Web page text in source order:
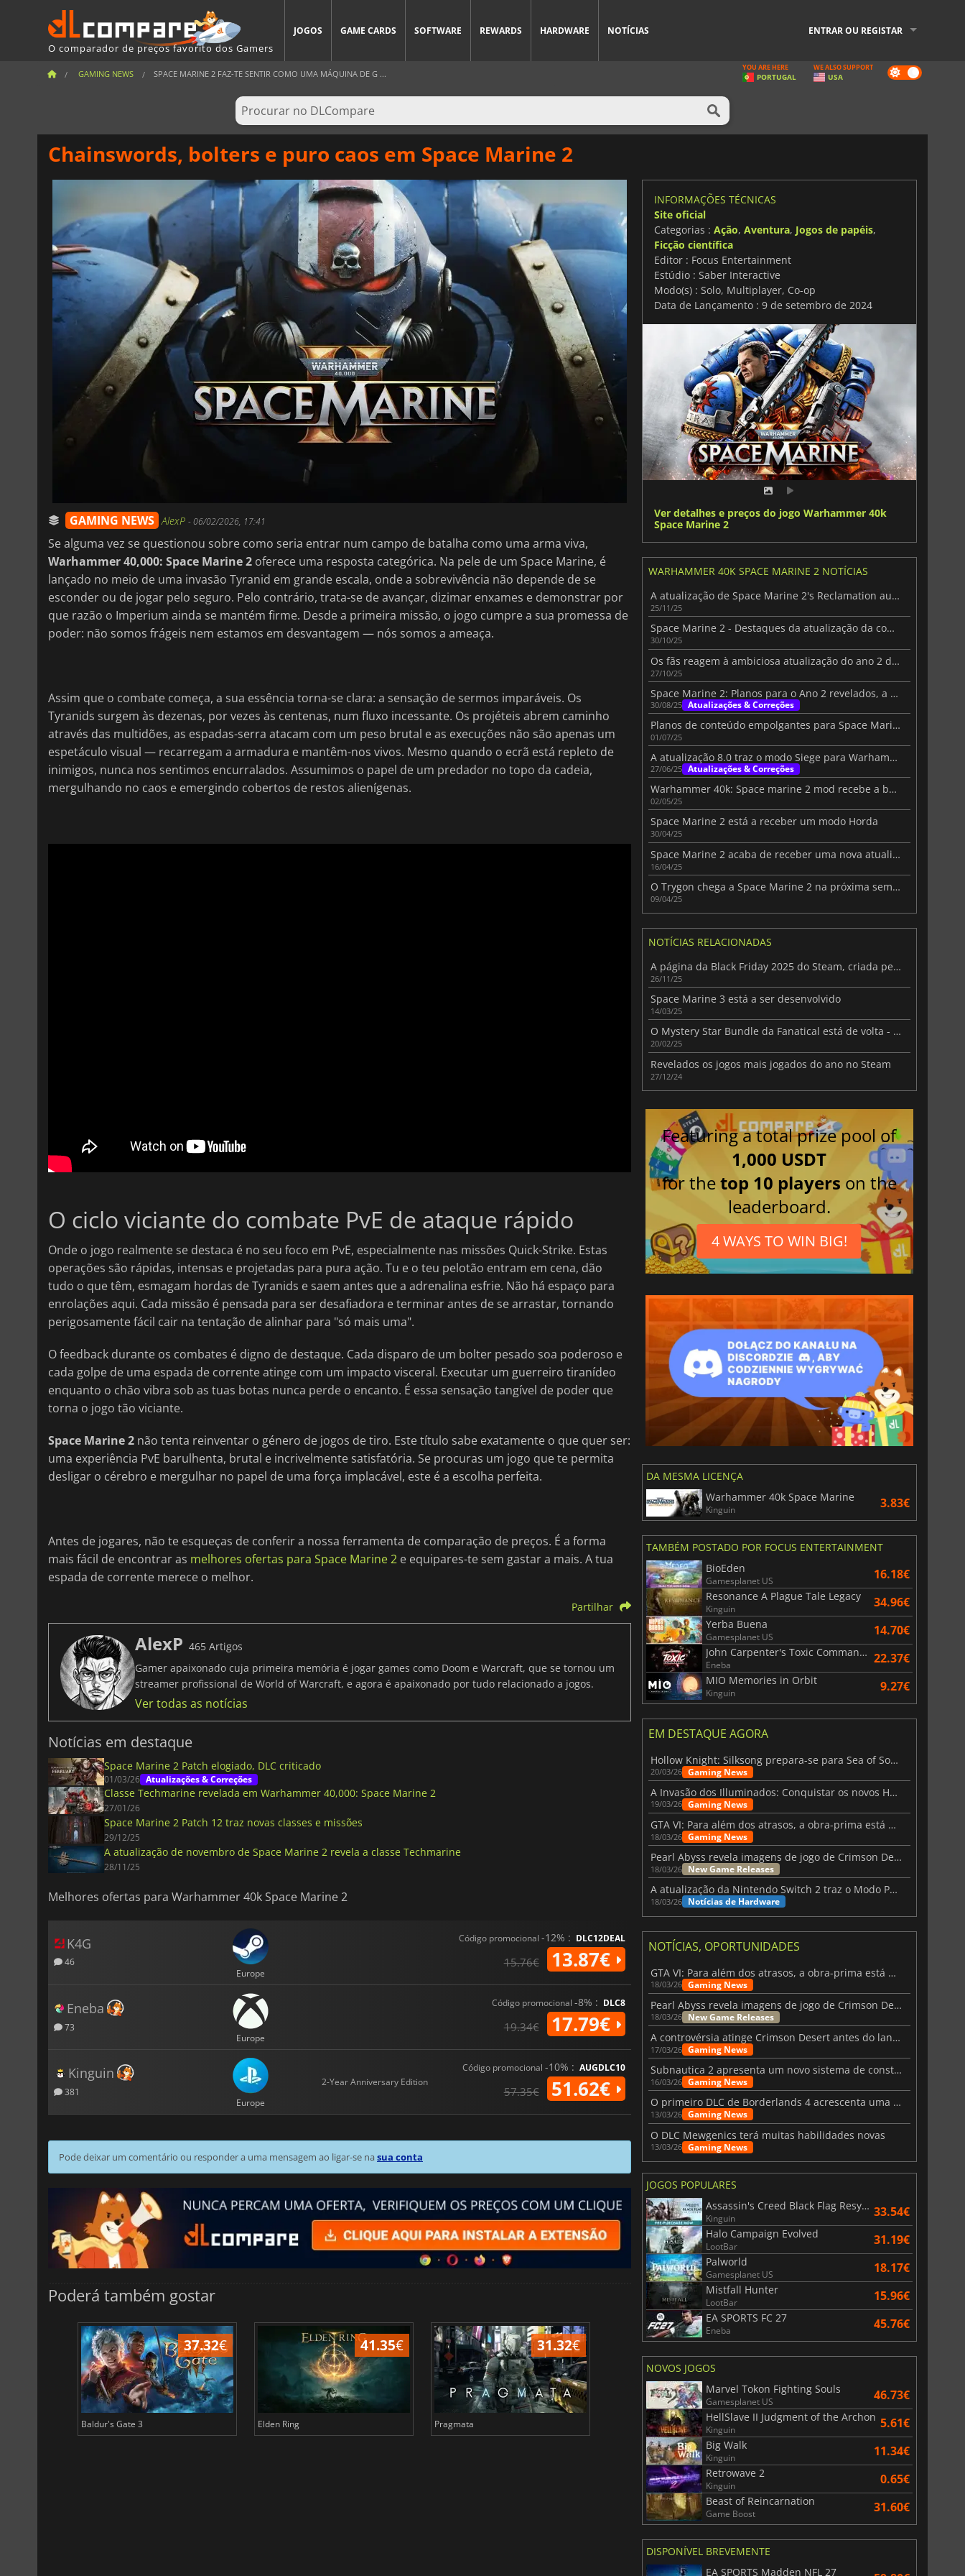
O comparador de preços favorito dos Gamers
JOGOS GAME CARDS SOFTWARE REWARDS HARDWARE NOTÍCIAS ENTRAR OU REGISTAR
GAMING NEWS SPACE MARINE 2 FAZ-TE SENTIR COMO UMA MÁQUINA DE G ... Dark
mode
YOU ARE HERE
PORTUGAL
WE ALSO SUPPORT
USA
Chainswords, bolters e puro caos em Space Marine 2
GAMING NEWS AlexP -06/02/2026, 17:41
Se alguma vez se questionou sobre como seria entrar num campo de batalha como uma arma viva,
Warhammer 40,000: Space Marine 2 oferece uma resposta categórica. Na pele de um Space Marine, é
lançado no meio de uma invasão Tyranid em grande escala, onde a sobrevivência não depende de se
esconder ou de jogar pelo seguro. Pelo contrário, trata-se de avançar, dizimar enxames e demonstrar por
que razão o Imperium ainda se mantém firme. Desde a primeira missão, o jogo cumpre a sua promessa de
poder: não somos frágeis nem estamos em desvantagem — nós somos a ameaça.
Assim que o combate começa, a sua essência torna-se clara: a sensação de sermos imparáveis. Os
Tyranids surgem às dezenas, por vezes às centenas, num fluxo incessante. Os projéteis abrem caminho
através das multidões, as espadas-serra atacam com um peso brutal e as execuções não são apenas um
espetáculo visual — recarregam a armadura e mantêm-nos vivos. Mesmo quando o ecrã está repleto de
inimigos, nunca nos sentimos encurralados. Assumimos o papel de um predador no topo da cadeia,
mergulhando no caos e emergindo cobertos de restos alienígenas.
O ciclo viciante do combate PvE de ataque rápido
Onde o jogo realmente se destaca é no seu foco em PvE, especialmente nas missões Quick-Strike. Estas
operações são rápidas, intensas e projetadas para pura ação. Tu e o teu pelotão entram em cena, dão
tudo o que têm, esmagam hordas de Tyranids e saem antes que a adrenalina esfrie. Não há espaço para
enrolações aqui. Cada missão é pensada para ser desafiadora e terminar antes de se arrastar, tornando
perigosamente fácil cair na tentação de alinhar para "só mais uma".
O feedback durante os combates é digno de destaque. Cada disparo de um bolter pesado soa poderoso e
cada golpe de uma espada de corrente atinge com um impacto visceral. Executar um guerreiro tiranídeo
enquanto o chão vibra sob as tuas botas nunca perde o encanto. É essa sensação tangível de poder que
torna o jogo tão viciante.
Space Marine 2 não tenta reinventar o género de jogos de tiro. Este título sabe exatamente o que quer ser:
uma experiência PvE barulhenta, brutal e incrivelmente satisfatória. Se procuras um jogo que te permita
desligar o cérebro e mergulhar no papel de uma força implacável, este é a escolha perfeita.
Antes de jogares, não te esqueças de conferir a nossa ferramenta de comparação de preços. É a forma
mais fácil de encontrar as melhores ofertas para Space Marine 2 e equipares-te sem gastar a mais. A tua
espada de corrente merece o melhor.
Partilhar
AlexP 465 Artigos
Gamer apaixonado cuja primeira memória é jogar games como Doom e Warcraft, que se tornou um
streamer profissional de World of Warcraft, e agora é apaixonado por tudo relacionado a jogos.
Ver todas as notícias
Notícias em destaque
Space Marine 2 Patch elogiado, DLC criticado
01/03/26 Atualizações & Correções
Classe Techmarine revelada em Warhammer 40,000: Space Marine 2
27/01/26
Space Marine 2 Patch 12 traz novas classes e missões
29/12/25
A atualização de novembro de Space Marine 2 revela a classe Techmarine
28/11/25
Melhores ofertas para Warhammer 40k Space Marine 2
K4G
46
Europe
Código promocional -12% : DLC12DEAL
15.76€ 13.87€
Eneba
73
Europe
Código promocional -8% : DLC8
19.34€ 17.79€
Kinguin
381
Europe
2-Year Anniversary Edition
Código promocional -10% : AUGDLC10
57.35€ 51.62€
Pode deixar um comentário ou responder a uma mensagem ao ligar-se nasua conta
Poderá também gostar
37.32€
Baldur's Gate 3
41.35€
Elden Ring
31.32€
Pragmata
6.75€
Total War WARHAMMER 3
15.48
Lies Of P
INFORMAÇÕES TÉCNICAS
Site oficial
Categorias : Ação, Aventura, Jogos de papéis,
Ficção científica
Editor : Focus Entertainment
Estúdio : Saber Interactive
Modo(s) : Solo, Multiplayer, Co-op
Data de Lançamento : 9 de setembro de 2024
Ver detalhes e preços do jogo Warhammer 40k
Space Marine 2
WARHAMMER 40K SPACE MARINE 2 NOTÍCIAS
A atualização de Space Marine 2's Reclamation aumenta a ação PvE
25/11/25
Space Marine 2 - Destaques da atualização da comunidade de outubro
30/10/25
Os fãs reagem à ambiciosa atualização do ano 2 de Space Marine 2
27/10/25
Space Marine 2: Planos para o Ano 2 revelados, a atualização chega a 4 de setembro
30/08/25 Atualizações & Correções
Planos de conteúdo empolgantes para Space Marine 2 após o Siege
01/07/25
A atualização 8.0 traz o modo Siege para Warhammer 40K: Space Marine 2
27/06/25 Atualizações & Correções
Warhammer 40k: Space marine 2 mod recebe a bênção dos criadores
02/05/25
Space Marine 2 está a receber um modo Horda
30/04/25
Space Marine 2 acaba de receber uma nova atualização Trygon
16/04/25
O Trygon chega a Space Marine 2 na próxima semana
09/04/25
NOTÍCIAS RELACIONADAS
A página da Black Friday 2025 do Steam, criada pela Valve, compila todas as ofertas de destaque
26/11/25
Space Marine 3 está a ser desenvolvido
14/03/25
O Mystery Star Bundle da Fanatical está de volta - recebe um jogo surpresa por apenas $1!
20/02/25
Revelados os jogos mais jogados do ano no Steam
27/12/24
Featuring a total prize pool of
1,000 USDT
for thetop 10 players on the
leaderboard.
4 WAYS TO WIN BIG!
DA MESMA LICENÇA
Warhammer 40k Space Marine
Kinguin 3.83€
TAMBÉM POSTADO POR FOCUS ENTERTAINMENT
BioEden
Gamesplanet US 16.18€
Resonance A Plague Tale Legacy
Kinguin 34.96€
Yerba Buena
Gamesplanet US 14.70€
John Carpenter's Toxic Commando
Eneba 22.37€
MIO Memories in Orbit
Kinguin 9.27€
EM DESTAQUE AGORA
Hollow Knight: Silksong prepara-se para Sea of Sorrow com um patch
20/03/26 Gaming News
A Invasão dos Illuminados: Conquistar os novos Helldivers 2 Atualização!
19/03/26 Gaming News
GTA VI: Para além dos atrasos, a obra-prima está quase a chegar
18/03/26 Gaming News
Pearl Abyss revela imagens de jogo de Crimson Desert para a PS5
18/03/26 New Game Releases
A atualização da Nintendo Switch 2 traz o Modo Portátil aos jogos mais antigos da Switch
18/03/26 Notícias de Hardware
NOTÍCIAS, OPORTUNIDADES
GTA VI: Para além dos atrasos, a obra-prima está quase a chegar
18/03/26 Gaming News
Pearl Abyss revela imagens de jogo de Crimson Desert para a PS5
18/03/26 New Game Releases
A controvérsia atinge Crimson Desert antes do lançamento
17/03/26 Gaming News
Subnautica 2 apresenta um novo sistema de construção de bases
16/03/26 Gaming News
O primeiro DLC de Borderlands 4 acrescenta uma nova personagem e muito mais
13/03/26 Gaming News
O DLC Mewgenics terá muitas habilidades novas
13/03/26 Gaming News
JOGOS POPULARES
Assassin's Creed Black Flag Resynced
Kinguin 33.54€
Halo Campaign Evolved
LootBar 31.19€
Palworld
Gamesplanet US 18.17€
Mistfall Hunter
LootBar 15.96€
EA SPORTS FC 27
Eneba 45.76€
NOVOS JOGOS
Marvel Tokon Fighting Souls
Gamesplanet US 46.73€
HellSlave II Judgment of the Archon
Kinguin 5.61€
Big Walk
Kinguin 11.34€
Retrowave 2
Kinguin 0.65€
Beast of Reincarnation
Game Boost 31.60€
DISPONÍVEL BREVEMENTE
EA SPORTS Madden NFL 27